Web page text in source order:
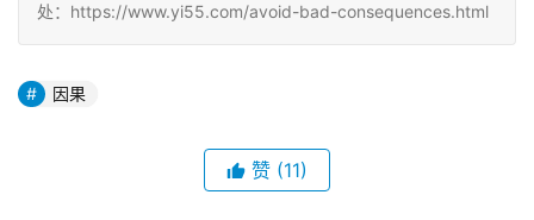
处：https://www.yi55.com/avoid-bad-consequences.html
因果
赞 (11)